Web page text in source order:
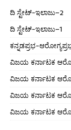
ದಿ ಸ್ಟೇಟ್‌-ಇಲಾಜು–2
ದಿ ಸ್ಟೇಟ್‌-ಇಲಾಜು–1
ಕನ್ನಡಪ್ರಭ-
ವಿಜಯ ಕರ್ನಾಟಕ
ವಿಜಯ ಕರ್ನಾಟಕ
ವಿಜಯ ಕರ್ನಾಟಕ
ವಿಜಯ ಕರ್ನಾಟಕ